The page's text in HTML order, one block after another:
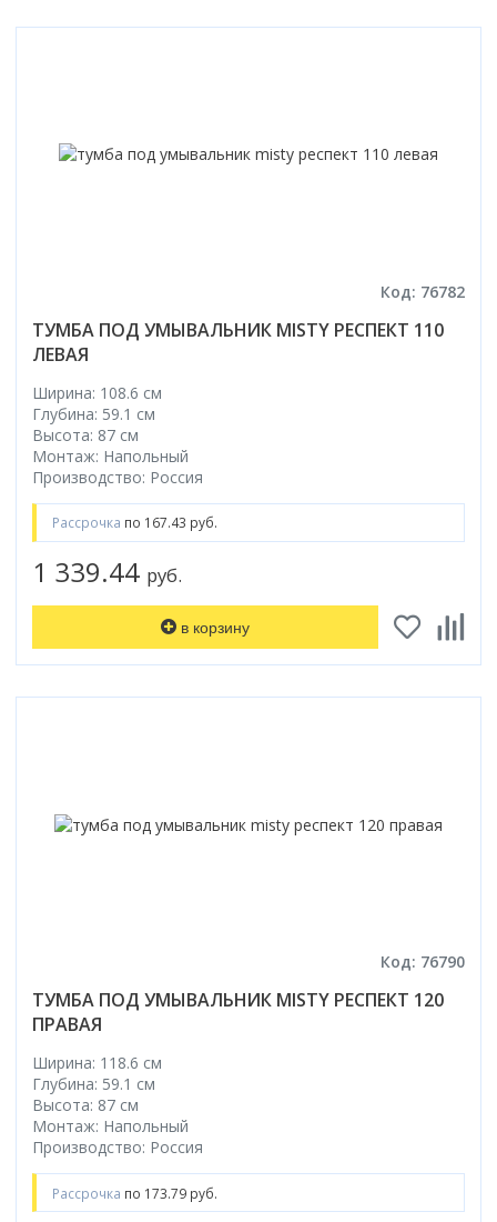
Код: 76782
ТУМБА ПОД УМЫВАЛЬНИК MISTY РЕСПЕКТ 110
ЛЕВАЯ
Ширина: 108.6 см
Глубина: 59.1 см
Высота: 87 см
Монтаж: Напольный
Производство: Россия
Рассрочка по 167.43 руб.
1 339.44 руб.
в корзину
Код: 76790
ТУМБА ПОД УМЫВАЛЬНИК MISTY РЕСПЕКТ 120
ПРАВАЯ
Ширина: 118.6 см
Глубина: 59.1 см
Высота: 87 см
Монтаж: Напольный
Производство: Россия
Рассрочка по 173.79 руб.